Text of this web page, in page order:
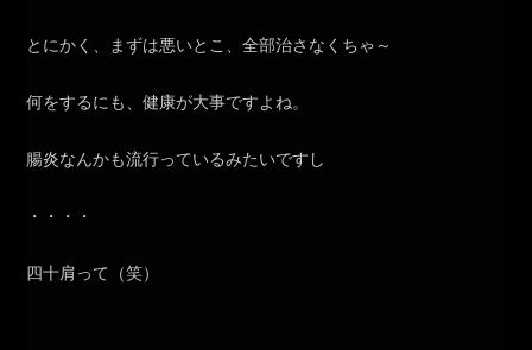
とにかく、まずは悪いとこ、全部治さなくちゃ～
何をするにも、健康が大事ですよね。
腸炎なんかも流行っているみたいですし
・・・・
四十肩って（笑）